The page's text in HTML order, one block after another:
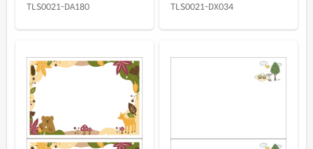
TLS0021-DA180 TLS0021-DX034